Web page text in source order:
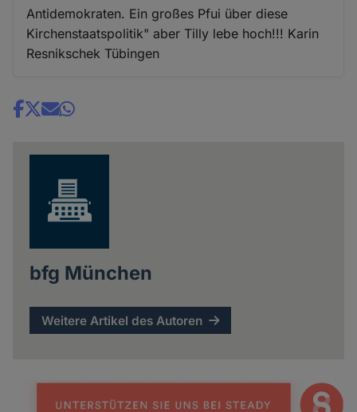
Antidemokraten. Ein großes Pfui über diese
Kirchenstaatspolitik" aber Tilly lebe hoch!!! Karin
Resnikschek Tübingen
Share
bfg München
Weitere Artikel des Autoren
und
Cookies